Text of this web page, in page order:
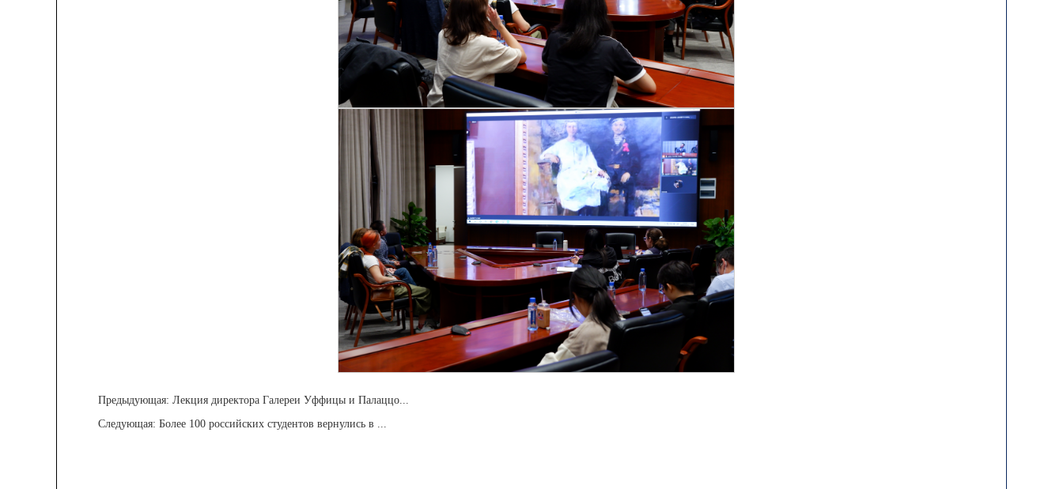
Предыдующая: Лекция директора Галереи Уффицы и Палаццо...
Следующая: Более 100 российских студентов вернулись в ...